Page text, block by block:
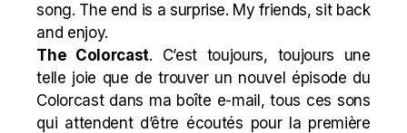
song. The end is a surprise. My friends, sit back
and enjoy.
The Colorcast. C’est toujours, toujours une
telle joie que de trouver un nouvel épisode du
Colorcast dans ma boîte e-mail, tous ces sons
qui attendent d’être écoutés pour la première